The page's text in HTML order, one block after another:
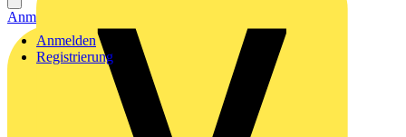
Anmelden
Registrierung
Anmelden